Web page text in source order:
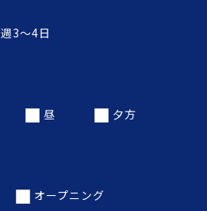
週3～4日
昼
夕方
オープニング